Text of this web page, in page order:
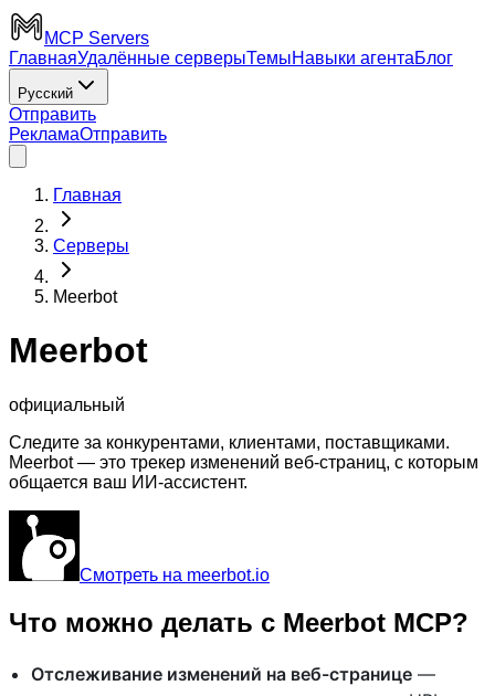
MCP Servers
ГлавнаяУдалённые серверыТемыНавыки агентаБлог
Русский
Отправить
РекламаОтправить
Главная
Серверы
Meerbot
Meerbot
официальный
Следите за конкурентами, клиентами, поставщиками.
Meerbot — это трекер изменений веб-страниц, с которым
общается ваш ИИ-ассистент.
Смотреть на meerbot.io
Что можно делать с Meerbot MCP?
Отслеживание изменений на веб-странице —